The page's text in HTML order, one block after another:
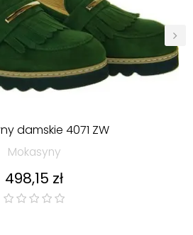
damskie 4071 ZW
Mokasyny
Cena
498,15 zł
›